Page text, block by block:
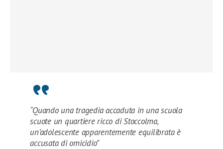
“Quando una tragedia accaduta in una scuola
scuote un quartiere ricco di Stoccolma,
un’adolescente apparentemente equilibrata è
accusata di omicidio”